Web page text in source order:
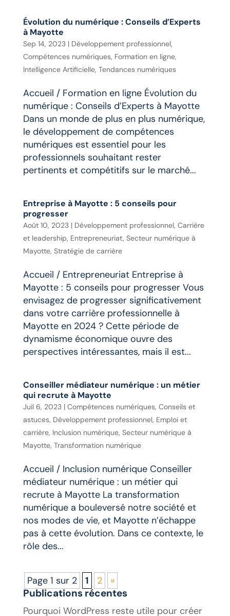
Évolution du numérique : Conseils d’Experts
à Mayotte
Sep 14, 2023| Développement professionnel,
Compétences numériques, Formation en ligne,
Intelligence Artificielle, Tendances numériques
Accueil / Formation en ligne Évolution du
numérique : Conseils d’Experts à Mayotte
Dans un monde de plus en plus numérique,
le développement de compétences
numériques est essentiel pour les
professionnels souhaitant rester
pertinents et compétitifs sur le marché...
Entreprise à Mayotte : 5 conseils pour
progresser
Août 10, 2023| Développement professionnel, Carrière
et leadership, Entrepreneuriat, Secteur numérique à
Mayotte, Stratégie de carrière
Accueil / Entrepreneuriat Entreprise à
Mayotte : 5 conseils pour progresser Vous
envisagez de progresser significativement
dans votre carrière professionnelle à
Mayotte en 2024 ? Cette période de
dynamisme économique ouvre des
perspectives intéressantes, mais il est...
Conseiller médiateur numérique : un métier
qui recrute à Mayotte
Juil 6, 2023| Compétences numériques, Conseils et
astuces, Développement professionnel, Emploi et
carrière, Inclusion numérique, Secteur numérique à
Mayotte, Transformation numérique
Accueil / Inclusion numérique Conseiller
médiateur numérique : un métier qui
recrute à Mayotte La transformation
numérique a bouleversé notre société et
nos modes de vie, et Mayotte n’échappe
pas à cette évolution. Dans ce contexte, le
rôle des...
Page 1 sur 2 1 2 »
Publications récentes
Pourquoi WordPress reste utile pour créer